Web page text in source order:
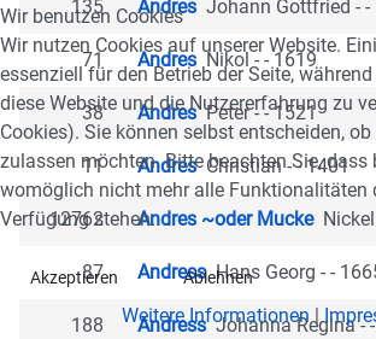
135 Andres Johann Gottfried - -
71 Andres Nikol - - 1619
38 Andres Peter - - 1521
11 Andres Christian - - 1401
12762 Andres ~oder Mucke
87 Andress Hans Georg - -
188 Andress Johanna Regina -
Wir benutzen Cookies
Wir nutzen Cookies auf unserer Website.
essenziell für den Betrieb der Seite,
diese Website und die Nutzererfahrung zu
Cookies). Sie können selbst entscheiden,
zulassen möchten. Bitte beachten Sie, dass
womöglich nicht mehr alle Funktionalitäten
Verfügung stehen.
Akzeptieren Ablehnen
Weitere Informationen|